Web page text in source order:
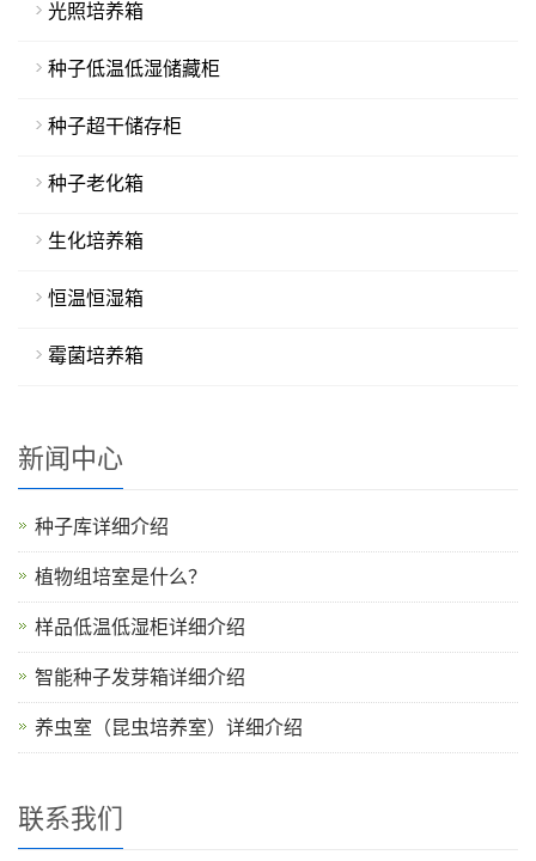
光照培养箱
种子低温低湿储藏柜
种子超干储存柜
种子老化箱
生化培养箱
恒温恒湿箱
霉菌培养箱
新闻中心
种子库详细介绍
植物组培室是什么？
样品低温低湿柜详细介绍
智能种子发芽箱详细介绍
养虫室（昆虫培养室）详细介绍
联系我们